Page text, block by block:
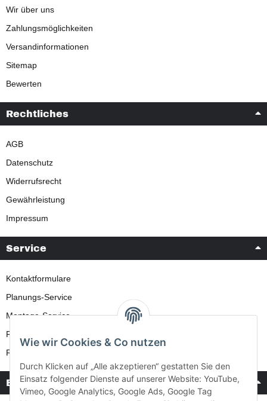
Wir über uns
Zahlungsmöglichkeiten
Versandinformationen
Sitemap
Bewerten
Rechtliches
AGB
Datenschutz
Widerrufsrecht
Gewährleistung
Impressum
Service
Kontaktformulare
Planungs-Service
Montage-Service
Reparatur-Service
Retouren-Service
Bezahlung & Versand
Wie wir Cookies & Co nutzen
Durch Klicken auf „Alle akzeptieren“ gestatten Sie den
Einsatz folgender Dienste auf unserer Website: YouTube,
Vimeo, Google Analytics, Google Ads, Google Tag